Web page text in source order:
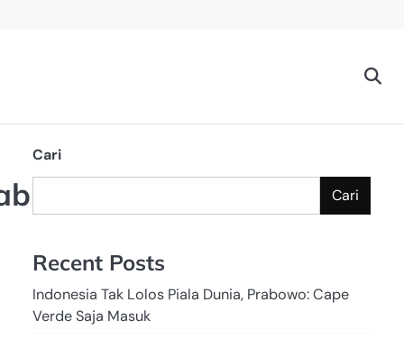
Cari
Cari
Recent Posts
Indonesia Tak Lolos Piala Dunia, Prabowo: Cape
Verde Saja Masuk